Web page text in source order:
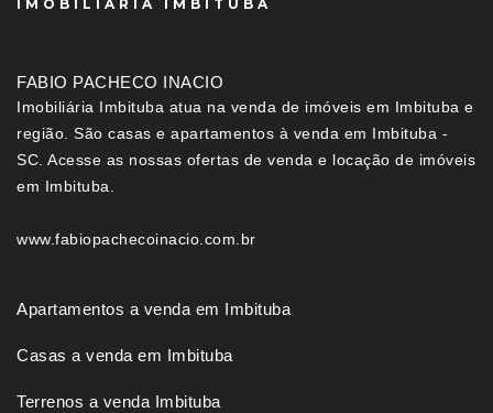
IMOBILIÁRIA IMBITUBA
FABIO PACHECO INACIO
Imobiliária Imbituba atua na venda de imóveis em Imbituba e
região. São casas e apartamentos à venda em Imbituba -
SC. Acesse as nossas ofertas de venda e locação de imóveis
em Imbituba.
www.fabiopachecoinacio.com.br
Apartamentos a venda em Imbituba
Casas a venda em Imbituba
Terrenos a venda Imbituba